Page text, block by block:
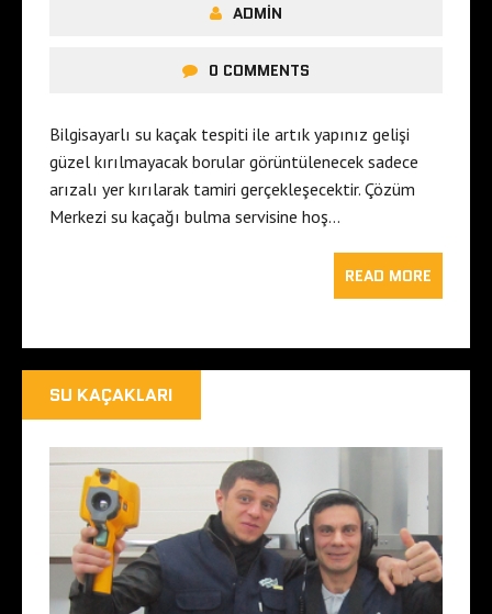
ADMIN
0 COMMENTS
Bilgisayarlı su kaçak tespiti ile artık yapınız gelişi
güzel kırılmayacak borular görüntülenecek sadece
arızalı yer kırılarak tamiri gerçekleşecektir. Çözüm
Merkezi su kaçağı bulma servisine hoş…
READ MORE
SU KAÇAKLARI